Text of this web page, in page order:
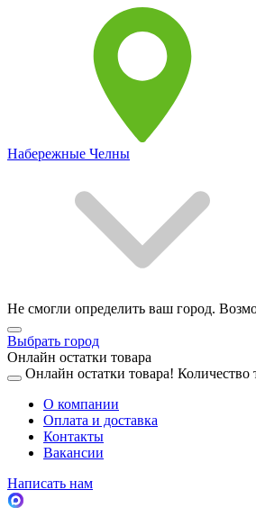
Набережные Челны
Не смогли определить ваш город.
Выбрать город
Онлайн остатки товара
Онлайн остатки товара! Количество
О компании
Оплата и доставка
Контакты
Вакансии
Написать нам